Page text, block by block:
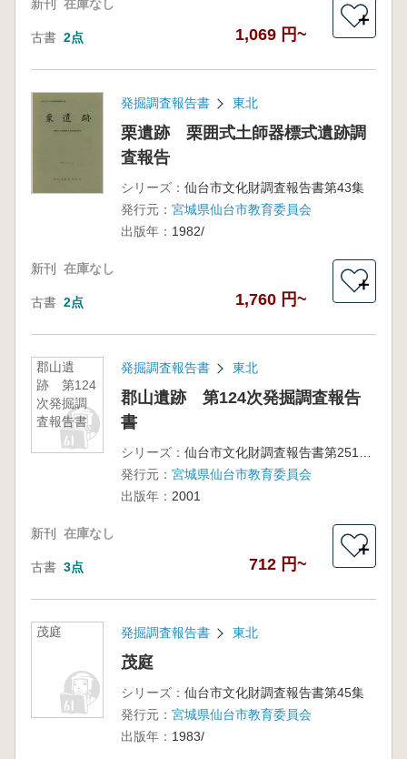
新刊 在庫なし
古書 2点 1,069 円~
＋
発掘調査報告書 東北
栗遺跡 栗囲式土師器標式遺跡調
査報告
シリーズ： 仙台市文化財調査報告書第43集
発行元： 宮城県仙台市教育委員会
出版年： 1982/
新刊 在庫なし
古書 2点 1,760 円~
＋
郡山遺
跡 第124
次発掘調
査報告書
発掘調査報告書 東北
郡山遺跡 第124次発掘調査報告
書
シリーズ：
発行元： 宮城県仙台市教育委員会
出版年： 2001
新刊 在庫なし
古書 3点 712 円~
＋
茂庭 発掘調査報告書 東北
茂庭
シリーズ： 仙台市文化財調査報告書第45集
発行元： 宮城県仙台市教育委員会
出版年： 1983/